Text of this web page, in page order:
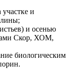
и
и осенью
Скор, ХОМ,
биологическим